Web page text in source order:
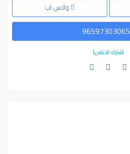
واتس اب
96597303065
(شارك الاعلان)